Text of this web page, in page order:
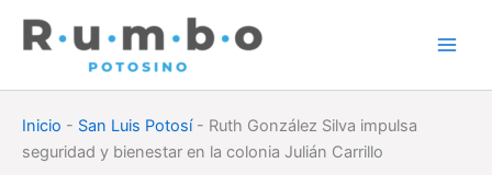
Inicio - San Luis Potosí- Ruth González Silva impulsa
seguridad y bienestar en la colonia Julián Carrillo